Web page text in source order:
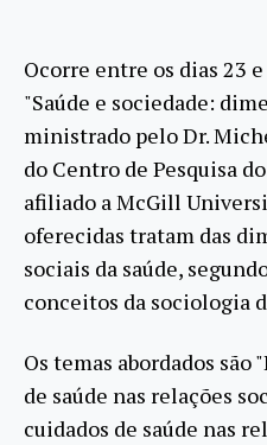
Ocorre entre os dias 23
"Saúde e sociedade:
ministrado pelo Dr.
do Centro de Pesquisa
afiliado a McGill
oferecidas tratam das
sociais da saúde,
conceitos da sociologia
Os temas abordados são
de saúde nas relações
cuidados de saúde nas